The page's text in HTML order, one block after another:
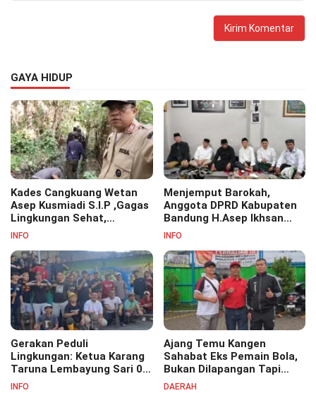
GAYA HIDUP
Kades Cangkuang Wetan
Asep Kusmiadi S.I.P ,Gagas
Lingkungan Sehat,
Bersihkan Saluran Air di RW
INFO
Menjemput Barokah,
Anggota DPRD Kabupaten
Bandung H.Asep Ikhsan
S.Pd.M.M Hadiri Haul Akbar
Pesantren Cipasung.
INFO
Gerakan Peduli
Lingkungan: Ketua Karang
Taruna Lembayung Sari 09
Irvan Permana Ajak
INFO
Ajang Temu Kangen
Sahabat Eks Pemain Bola,
Bukan Dilapangan Tapi
Ditongkrongan
DAERAH